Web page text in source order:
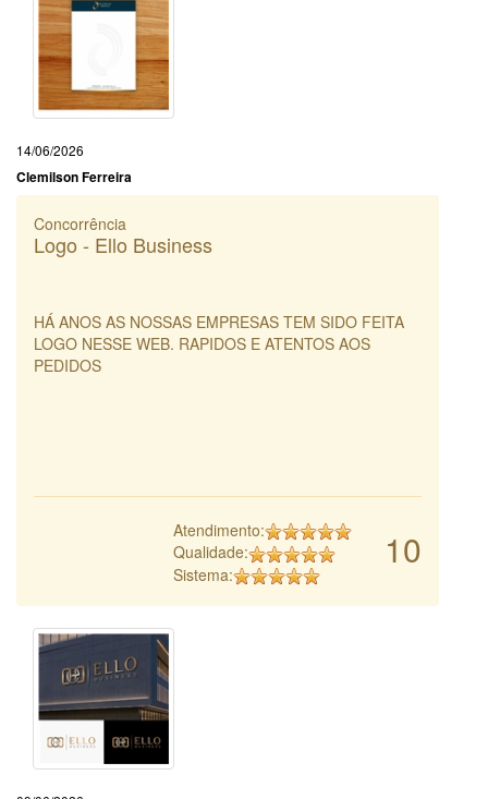
14/06/2026
Clemilson Ferreira
Concorrência
Logo - Ello Business
HÁ ANOS AS NOSSAS EMPRESAS TEM SIDO FEITA
LOGO NESSE WEB. RAPIDOS E ATENTOS AOS
PEDIDOS
10
Atendimento:
Qualidade:
Sistema: